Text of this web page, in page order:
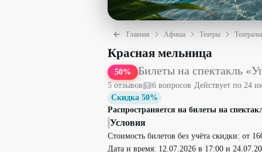
Главная Афиша Театры
Билеты на спектакль «Управляя
Красная мельница
50% Билеты на спектакль
5 отзывов 6 вопросов ·Действует по 24
Скидка 50%
Распространяется на билеты на
Условия
Стоимость билетов без учёта скидки: от
Дата и время: 12.07.2026 в 17:00 и